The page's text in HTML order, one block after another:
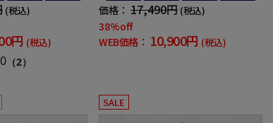
(税込)
円 (税込)
（2）
価格： 17,490円 (税込)
38%off
WEB価格： 10,900円 (税込)
SALE